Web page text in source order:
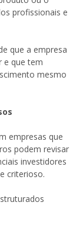
profissionais e
que a empresa
e que tem
mesmo
empresas que
podem revisar
investidores
criterioso.